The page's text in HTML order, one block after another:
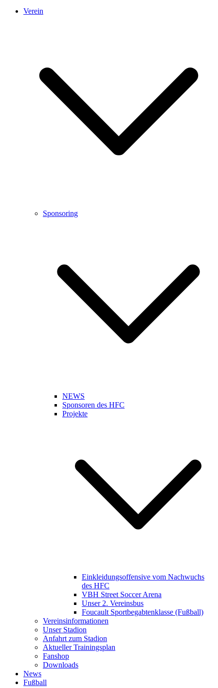
Verein
Sponsoring
NEWS
Sponsoren des HFC
Projekte
Einkleidungsoffensive vom Nachwuchs
des HFC
VBH Street Soccer Arena
Unser 2. Vereinsbus
Foucault Sportbegabtenklasse (Fußball)
Vereinsinformationen
Unser Stadion
Anfahrt zum Stadion
Aktueller Trainingsplan
Fanshop
Downloads
News
Fußball